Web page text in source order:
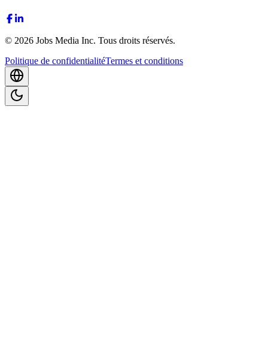
© 2026 Jobs Media Inc. Tous droits réservés.
Politique de confidentialitéTermes et conditions